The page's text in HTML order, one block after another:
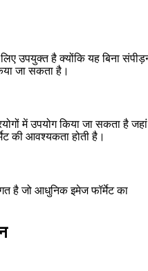
उपयुक्त है क्योंकि यह बिना
जा सकता है।
में उपयोग किया जा सकता है जहां
की आवश्यकता होती है।
है जो आधुनिक इमेज फॉर्मेट का